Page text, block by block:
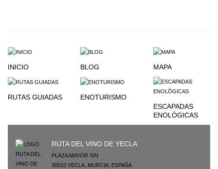
INICIO BLOG MAPA
RUTAS GUIADAS
ENOTURISMO
ESCAPADAS
ENOLÓGICAS
RUTA DEL VINO DE YECLA
PLAZA MAYOR S/N
30510 YECLA MURCIA ESPAÑA